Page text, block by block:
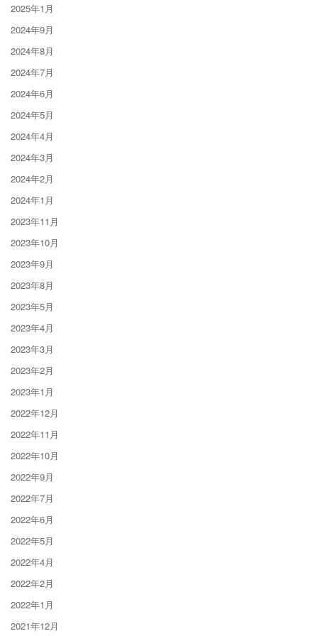
2025年1月
2024年9月
2024年8月
2024年7月
2024年6月
2024年5月
2024年4月
2024年3月
2024年2月
2024年1月
2023年11月
2023年10月
2023年9月
2023年8月
2023年5月
2023年4月
2023年3月
2023年2月
2023年1月
2022年12月
2022年11月
2022年10月
2022年9月
2022年7月
2022年6月
2022年5月
2022年4月
2022年2月
2022年1月
2021年12月